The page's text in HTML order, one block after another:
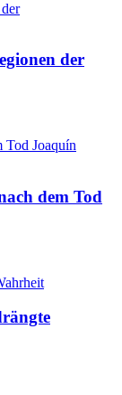
der
dem Tod